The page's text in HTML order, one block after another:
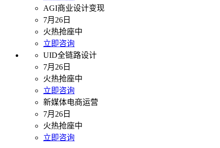
AGI商业设计变现
7月26日
火热抢座中
立即咨询
UID全链路设计
7月26日
火热抢座中
立即咨询
新媒体电商运营
7月26日
火热抢座中
立即咨询